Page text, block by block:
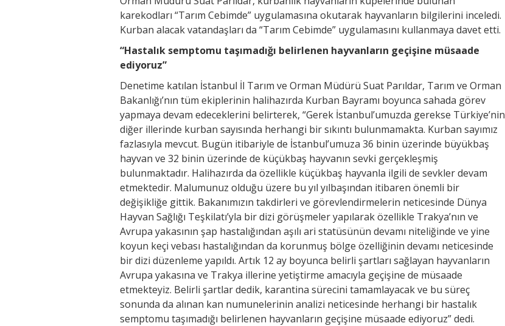
karekodları “Tarım Cebimde” uygulamasına okutarak hayvanların bilgilerini inceledi.
Kurban alacak vatandaşları da “Tarım Cebimde” uygulamasını kullanmaya davet etti.
“Hastalık semptomu taşımadığı belirlenen hayvanların geçişine müsaade
ediyoruz”
Denetime katılan İstanbul İl Tarım ve Orman Müdürü Suat Parıldar, Tarım ve Orman
Bakanlığı’nın tüm ekiplerinin halihazırda Kurban Bayramı boyunca sahada görev
yapmaya devam edeceklerini belirterek, “Gerek İstanbul’umuzda gerekse Türkiye’nin
diğer illerinde kurban sayısında herhangi bir sıkıntı bulunmamakta. Kurban sayımız
fazlasıyla mevcut. Bugün itibariyle de İstanbul’umuza 36 binin üzerinde büyükbaş
hayvan ve 32 binin üzerinde de küçükbaş hayvanın sevki gerçekleşmiş
bulunmaktadır. Halihazırda da özellikle küçükbaş hayvanla ilgili de sevkler devam
etmektedir. Malumunuz olduğu üzere bu yıl yılbaşından itibaren önemli bir
değişikliğe gittik. Bakanımızın takdirleri ve görevlendirmelerin neticesinde Dünya
Hayvan Sağlığı Teşkilatı’yla bir dizi görüşmeler yapılarak özellikle Trakya’nın ve
Avrupa yakasının şap hastalığından aşılı ari statüsünün devamı niteliğinde ve yine
koyun keçi vebası hastalığından da korunmuş bölge özelliğinin devamı neticesinde
bir dizi düzenleme yapıldı. Artık 12 ay boyunca belirli şartları sağlayan hayvanların
Avrupa yakasına ve Trakya illerine yetiştirme amacıyla geçişine de müsaade
etmekteyiz. Belirli şartlar dedik, karantina sürecini tamamlayacak ve bu süreç
sonunda da alınan kan numunelerinin analizi neticesinde herhangi bir hastalık
semptomu taşımadığı belirlenen hayvanların geçişine müsaade ediyoruz” dedi.